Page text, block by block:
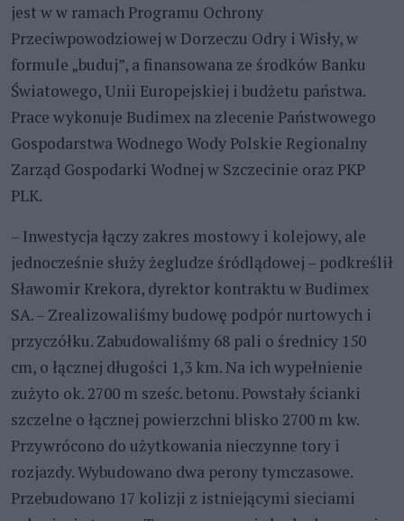
jest w w ramach Programu Ochrony
Przeciwpowodziowej w Dorzeczu Odry i Wisły, w
formule „buduj”, a finansowana ze środków Banku
Światowego, Unii Europejskiej i budżetu państwa.
Prace wykonuje Budimex na zlecenie Państwowego
Gospodarstwa Wodnego Wody Polskie Regionalny
Zarząd Gospodarki Wodnej w Szczecinie oraz PKP
PLK.
– Inwestycja łączy zakres mostowy i kolejowy, ale
jednocześnie służy żegludze śródlądowej – podkreślił
Sławomir Krekora, dyrektor kontraktu w Budimex
SA. – Zrealizowaliśmy budowę podpór nurtowych i
przyczółku. Zabudowaliśmy 68 pali o średnicy 150
cm, o łącznej długości 1,3 km. Na ich wypełnienie
zużyto ok. 2700 m sześc. betonu​. Powstały ścianki
szczelne o łącznej powierzchni blisko 2700 m kw​.
Przywrócono do użytkowania nieczynne tory i
rozjazdy​. Wybudowano dwa perony tymczasowe​.
Przebudowano 17 kolizji z istniejącymi sieciami